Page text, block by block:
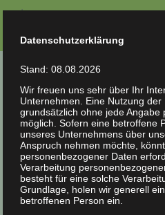
Impressum
Einblasdämmung
Datenschutzerklärung
Stand: 08.08.2026
Wir freuen uns sehr über Ihr
Unternehmen. Eine Nutzung
grundsätzlich ohne jede
möglich. Sofern eine betroffene
unseres Unternehmens über
Anspruch nehmen möchte,
personenbezogener Daten
Verarbeitung
besteht für eine solche
Grundlage, holen wir generell
betroffenen Person ein.